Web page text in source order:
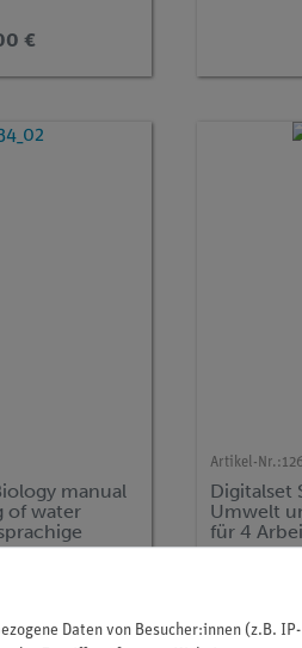
€
manual
of water
Artikel-Nr.:
Digitalset
Umwelt
für 4
advanced
Daten von Besucher:innen (z.B. IP-